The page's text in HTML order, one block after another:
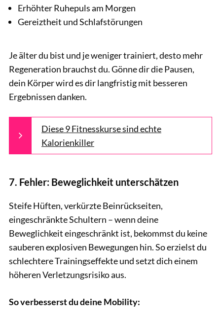
Erhöhter Ruhepuls am Morgen
Gereiztheit und Schlafstörungen
Je älter du bist und je weniger trainiert, desto mehr
Regeneration brauchst du. Gönne dir die Pausen,
dein Körper wird es dir langfristig mit besseren
Ergebnissen danken.
Diese 9 Fitnesskurse sind echte
Kalorienkiller
7. Fehler: Beweglichkeit unterschätzen
Steife Hüften, verkürzte Beinrückseiten,
eingeschränkte Schultern – wenn deine
Beweglichkeit eingeschränkt ist, bekommst du keine
sauberen explosiven Bewegungen hin. So erzielst du
schlechtere Trainingseffekte und setzt dich einem
höheren Verletzungsrisiko aus.
So verbesserst du deine Mobility: